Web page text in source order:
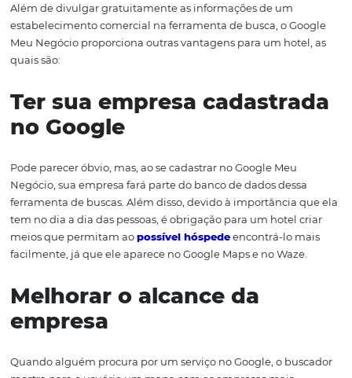
expor comentários e notas de outros hóspedes;
publicar fotos internas das acomodações;
exibir a localização no Google Maps, o que permite
hóspede até o seu estabelecimento;
divulgar a faixa de preço da estadia;
compartilhar perfis nas redes sociais;
Quais são as
da ferramenta?
Além de divulgar gratuitamente as informações de um
estabelecimento comercial na ferramenta de busca, o
Meu Negócio proporciona outras vantagens para um